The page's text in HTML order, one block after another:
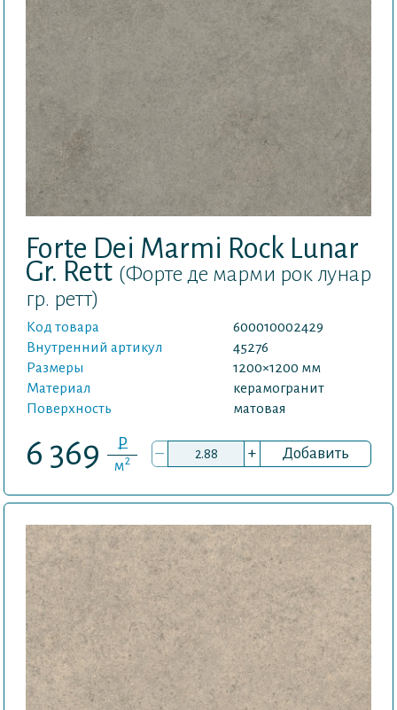
Forte Dei Marmi Rock Lunar
Gr. Rett (Форте де марми рок лунар
гр. ретт)
Код товара
600010002429
Внутренний артикул
45276
Размеры
1200×1200 мм
Материал
керамогранит
Поверхность
матовая
6 369 P
м2 – + Добавить